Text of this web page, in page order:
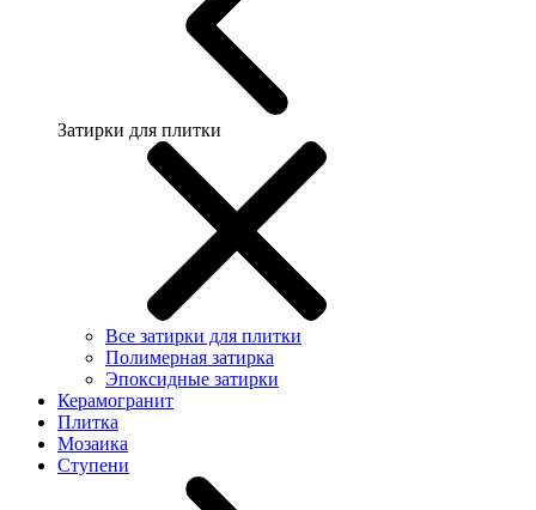
Затирки для плитки
Все затирки для плитки
Полимерная затирка
Эпоксидные затирки
Керамогранит
Плитка
Мозаика
Ступени